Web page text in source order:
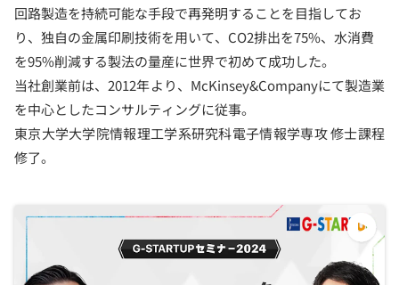
回路製造を持続可能な手段で再発明することを目指してお
り、独自の金属印刷技術を用いて、CO2排出を75%、水消費
を95%削減する製法の量産に世界で初めて成功した。
当社創業前は、2012年より、McKinsey&Companyにて製造業
を中心としたコンサルティングに従事。
東京大学大学院情報理工学系研究科電子情報学専攻 修士課程
修了。